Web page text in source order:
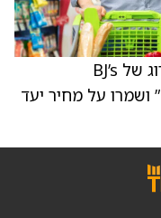
Melius Research הורידו את הדירוג של BJ’s
Wholesale (BJ) מ-“Buy” ל-“Hold” ושמרו על מחיר יעד